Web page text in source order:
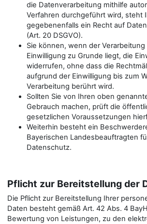
die Datenverarbeitung mithilfe
Verfahren durchgeführt wird, steht
gegebenenfalls ein Recht auf
(Art. 20 DSGVO).
Sie können, wenn der
Einwilligung zu Grunde liegt, die
widerrufen, ohne dass die
aufgrund der Einwilligung bis zum
Verarbeitung berührt wird.
Sollten Sie von Ihren oben
Gebrauch machen, prüft die
gesetzlichen Voraussetzungen
Weiterhin besteht ein
Bayerischen Landesbeauftragten
Datenschutz.
Pflicht zur Bereitstellung der
Die Pflicht zur Bereitstellung Ihrer
Daten besteht gemäß Art. 42 Abs. 4
Bewertung von Leistungen, zu den